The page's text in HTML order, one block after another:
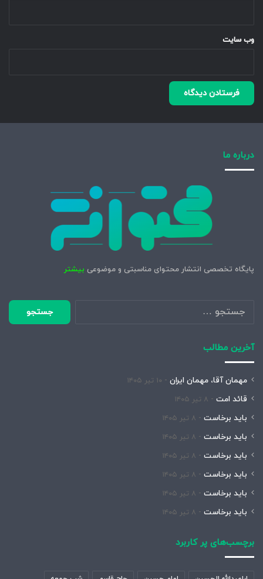
وب‌ سایت
درباره ما
پایگاه تخصصی انتشار محتوای مناسبتی و موضوعی بیشتر
جستجو
برای:
آخرین مطالب
مهمان آقا، مهمان ایران ۱۰ تیر ۱۴۰۵
قائد امت ۸ تیر ۱۴۰۵
باید برخاست ۸ تیر ۱۴۰۵
باید برخاست ۸ تیر ۱۴۰۵
باید برخاست ۸ تیر ۱۴۰۵
باید برخاست ۸ تیر ۱۴۰۵
باید برخاست ۸ تیر ۱۴۰۵
باید برخاست ۸ تیر ۱۴۰۵
برچسب‌های پر کاربرد